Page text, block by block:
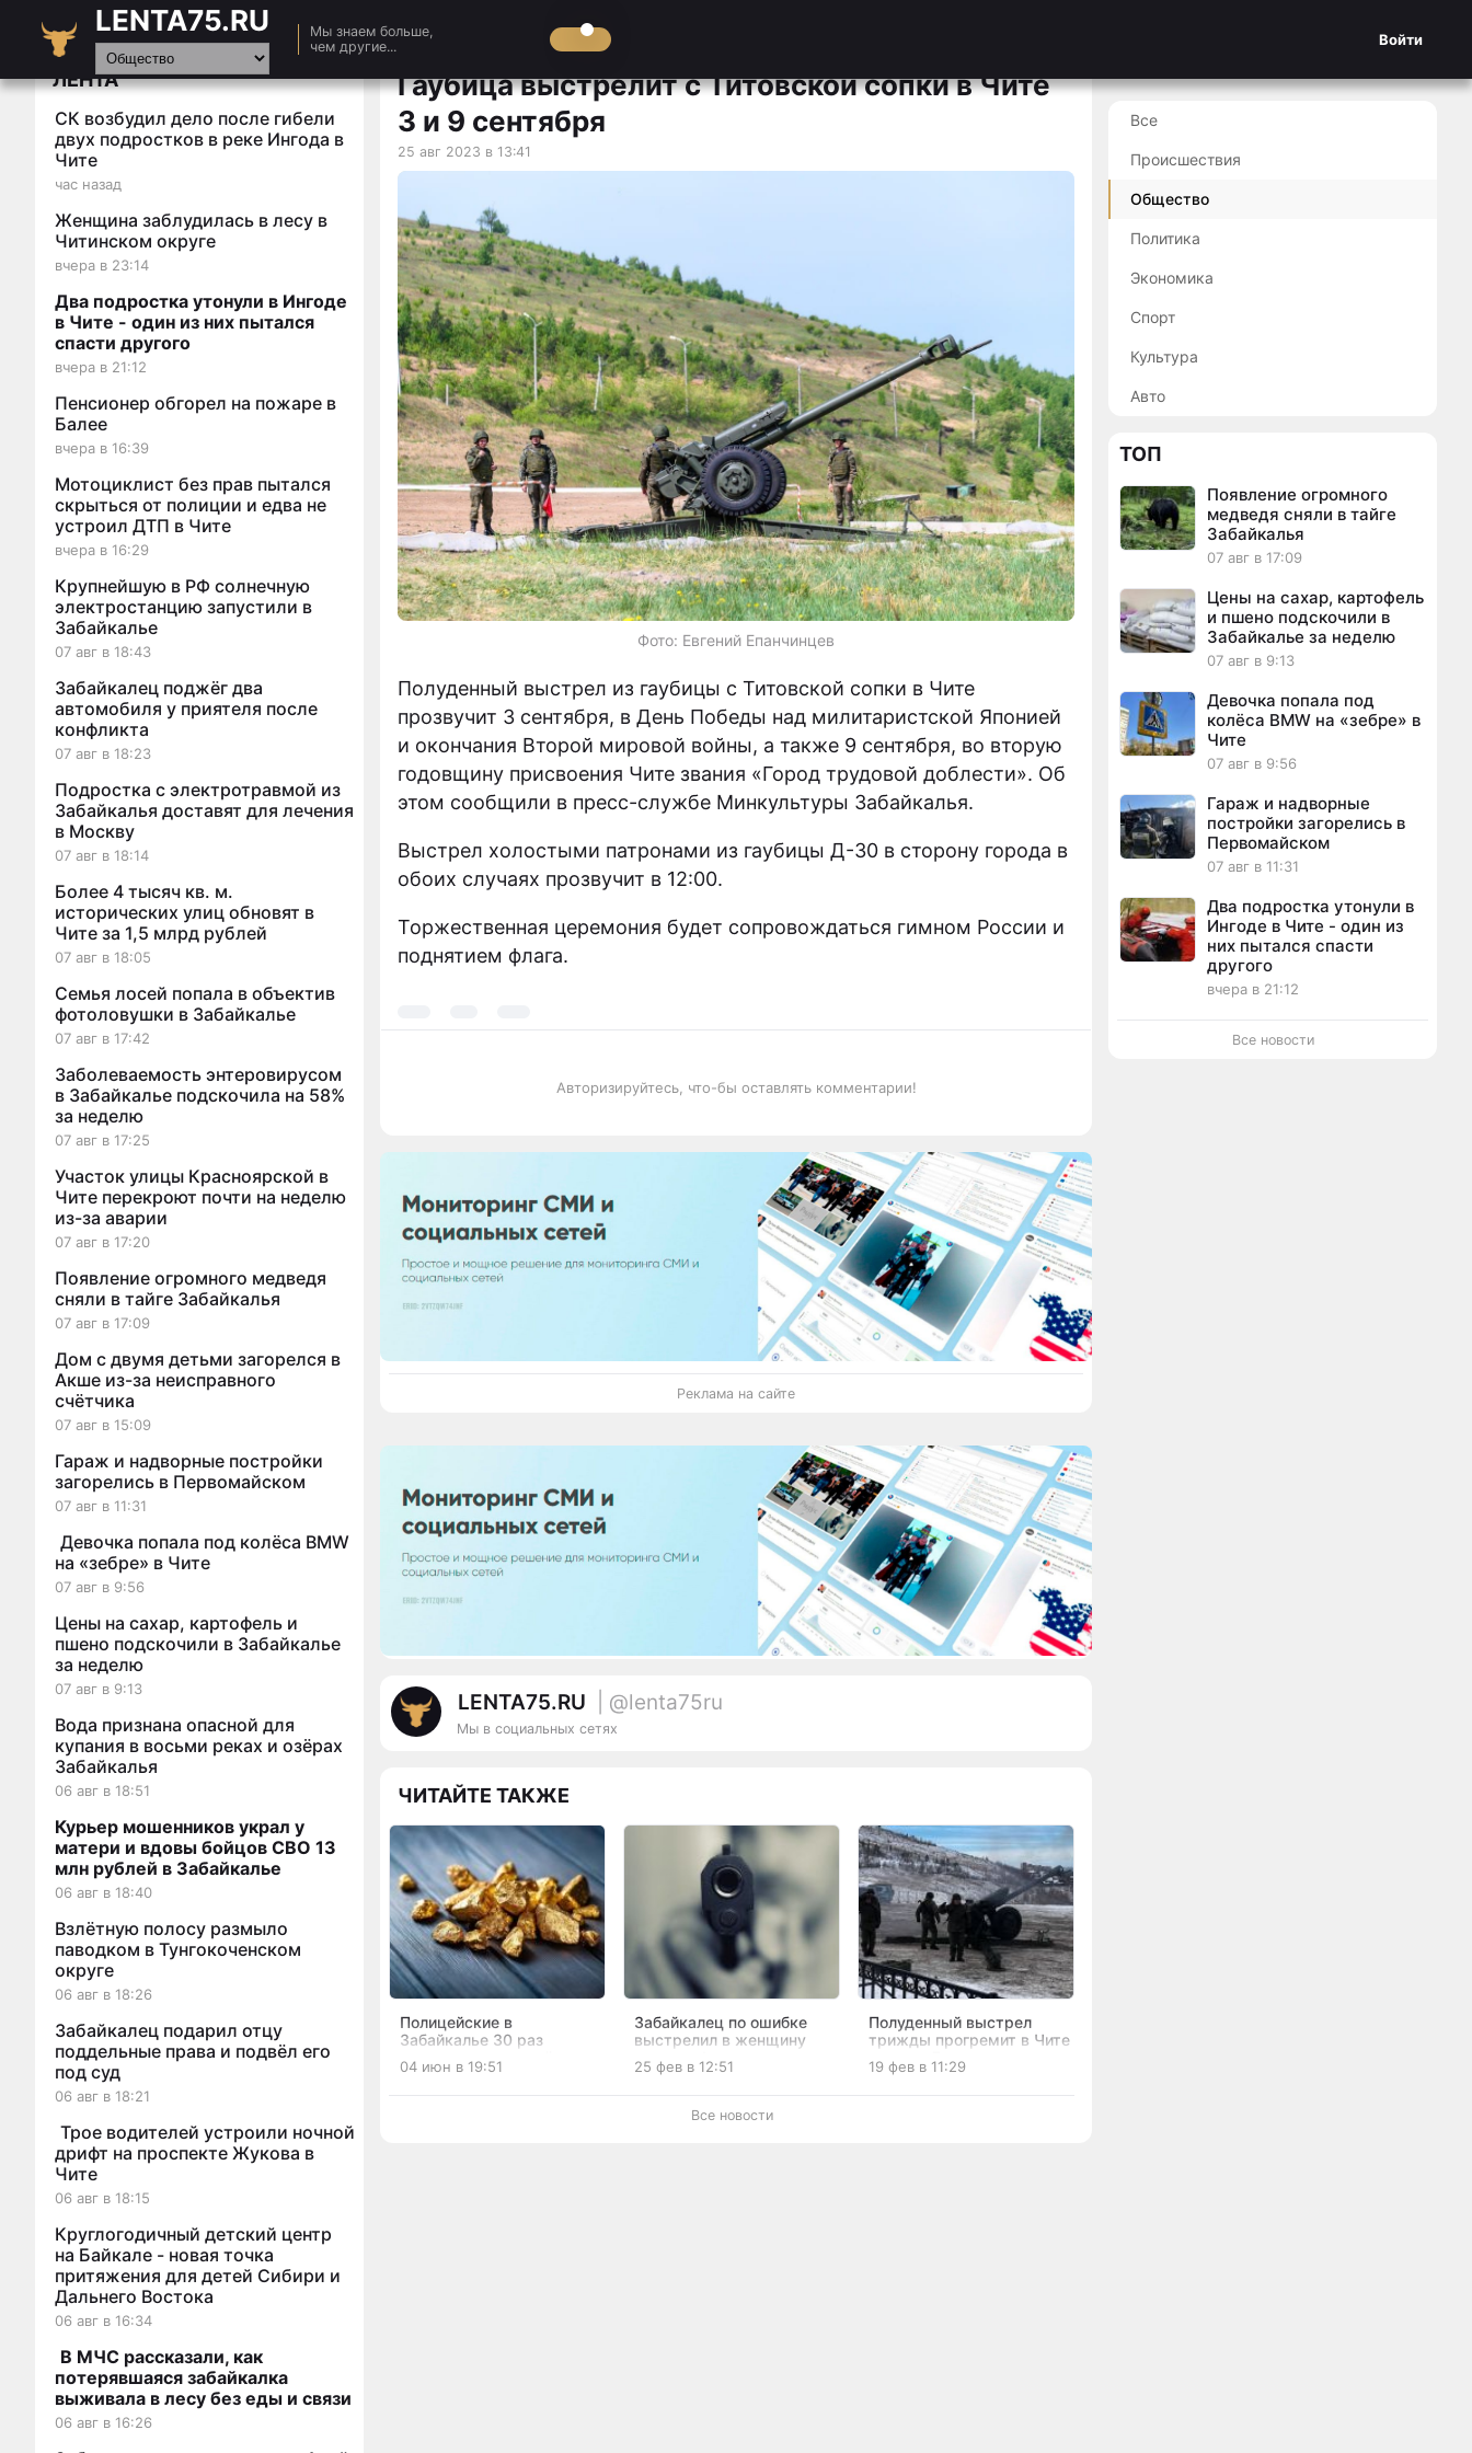
LENTA75.RU
Мы знаем больше,
чем другие...
Войти
Главная
Новости
Видео
Статьи
ЛЕНТА
СК возбудил дело после гибели
двух подростков в реке Ингода в
Чите
час назад
Женщина заблудилась в лесу в
Читинском округе
вчера в 23:14
Два подростка утонули в Ингоде
в Чите - один из них пытался
спасти другого
вчера в 21:12
Пенсионер обгорел на пожаре в
Балее
вчера в 16:39
Мотоциклист без прав пытался
скрыться от полиции и едва не
устроил ДТП в Чите
вчера в 16:29
Крупнейшую в РФ солнечную
электростанцию запустили в
Забайкалье
07 авг в 18:43
Забайкалец поджёг два
автомобиля у приятеля после
конфликта
07 авг в 18:23
Подростка с электротравмой из
Забайкалья доставят для лечения
в Москву
07 авг в 18:14
Более 4 тысяч кв. м.
исторических улиц обновят в
Чите за 1,5 млрд рублей
07 авг в 18:05
Семья лосей попала в объектив
фотоловушки в Забайкалье
07 авг в 17:42
Заболеваемость энтеровирусом
в Забайкалье подскочила на 58%
за неделю
07 авг в 17:25
Участок улицы Красноярской в
Чите перекроют почти на неделю
из-за аварии
07 авг в 17:20
Появление огромного медведя
сняли в тайге Забайкалья
07 авг в 17:09
Дом с двумя детьми загорелся в
Акше из-за неисправного
счётчика
07 авг в 15:09
Гараж и надворные постройки
загорелись в Первомайском
07 авг в 11:31
Девочка попала под колёса BMW
на «зебре» в Чите
07 авг в 9:56
Цены на сахар, картофель и
пшено подскочили в Забайкалье
за неделю
07 авг в 9:13
Вода признана опасной для
купания в восьми реках и озёрах
Забайкалья
06 авг в 18:51
Курьер мошенников украл у
матери и вдовы бойцов СВО 13
млн рублей в Забайкалье
06 авг в 18:40
Взлётную полосу размыло
паводком в Тунгокоченском
округе
06 авг в 18:26
Забайкалец подарил отцу
поддельные права и подвёл его
под суд
06 авг в 18:21
Трое водителей устроили ночной
дрифт на проспекте Жукова в
Чите
06 авг в 18:15
Круглогодичный детский центр
на Байкале - новая точка
притяжения для детей Сибири и
Дальнего Востока
06 авг в 16:34
В МЧС рассказали, как
потерявшаяся забайкалка
выживала в лесу без еды и связи
06 авг в 16:26
Гаубица выстрелит с Титовской сопки в Чите
3 и 9 сентября
25 авг 2023 в 13:41
Фото: Евгений Епанчинцев
Полуденный выстрел из гаубицы с Титовской сопки в Чите
прозвучит 3 сентября, в День Победы над милитаристской Японией
и окончания Второй мировой войны, а также 9 сентября, во вторую
годовщину присвоения Чите звания «Город трудовой доблести». Об
этом сообщили в пресс-службе Минкультуры Забайкалья.
Выстрел холостыми патронами из гаубицы Д-30 в сторону города в
обоих случаях прозвучит в 12:00.
Торжественная церемония будет сопровождаться гимном России и
поднятием флага.
Авторизируйтесь, что-бы оставлять комментарии!
Реклама на сайте
LENTA75.RU | @lenta75ru
Мы в социальных сетях
ЧИТАЙТЕ ТАКЖЕ
Полицейские в
Забайкалье 30 раз
выстрелили по колёсам
машины «чёрного»
старателя из Ингушетии
04 июн в 19:51
Забайкалец по ошибке
выстрелил в женщину
возле кафе и попал в
СИЗО
25 фев в 12:51
Полуденный выстрел
трижды прогремит в Чите
в честь Дня защитника
Отечества
19 фев в 11:29
Все новости
Все
Происшествия
Общество
Политика
Экономика
Спорт
Культура
Авто
ТОП
Появление огромного
медведя сняли в тайге
Забайкалья
07 авг в 17:09
Цены на сахар, картофель
и пшено подскочили в
Забайкалье за неделю
07 авг в 9:13
Девочка попала под
колёса BMW на «зебре» в
Чите
07 авг в 9:56
Гараж и надворные
постройки загорелись в
Первомайском
07 авг в 11:31
Два подростка утонули в
Ингоде в Чите - один из
них пытался спасти
другого
вчера в 21:12
Все новости